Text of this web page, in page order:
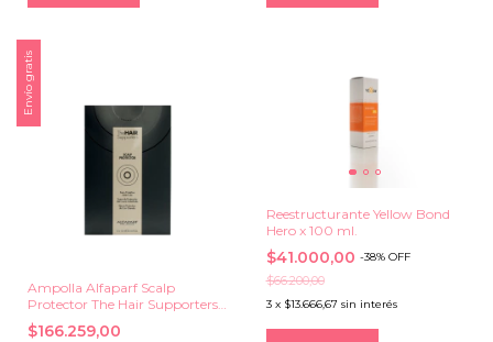
Envío gratis
Ampolla Alfaparf Scalp
Protector The Hair Supporters
12 x 13 ml.
$166.259,00
Reestructurante Yellow Bond
Hero x 100 ml.
$41.000,00 -38% OFF
$66.200,00
3 x $13.666,67 sin interés